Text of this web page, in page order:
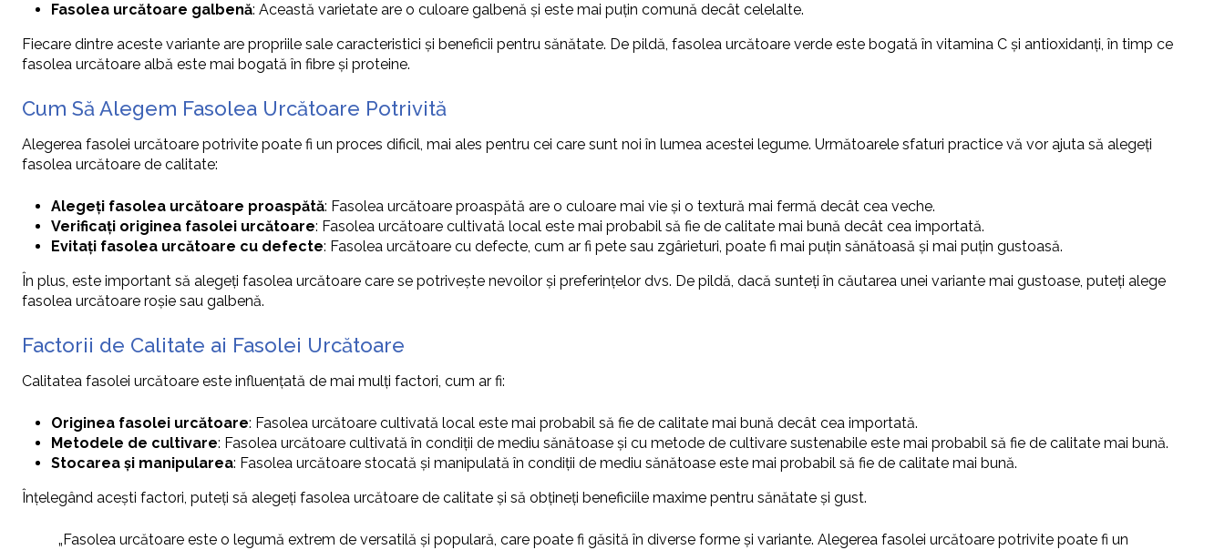
Fasolea urcătoare galbenă: Această varietate are o culoare galbenă și este mai puțin comună decât celelalte.
Fiecare dintre aceste variante are propriile sale caracteristici și beneficii pentru sănătate. De pildă, fasolea urcătoare verde este bogată în vitamina C și antioxidanți, în timp ce
fasolea urcătoare albă este mai bogată în fibre și proteine.
Cum Să Alegem Fasolea Urcătoare Potrivită
Alegerea fasolei urcătoare potrivite poate fi un proces dificil, mai ales pentru cei care sunt noi în lumea acestei legume. Următoarele sfaturi practice vă vor ajuta să alegeți
fasolea urcătoare de calitate:
Alegeți fasolea urcătoare proaspătă: Fasolea urcătoare proaspătă are o culoare mai vie și o textură mai fermă decât cea veche.
Verificați originea fasolei urcătoare: Fasolea urcătoare cultivată local este mai probabil să fie de calitate mai bună decât cea importată.
Evitați fasolea urcătoare cu defecte: Fasolea urcătoare cu defecte, cum ar fi pete sau zgârieturi, poate fi mai puțin sănătoasă și mai puțin gustoasă.
În plus, este important să alegeți fasolea urcătoare care se potrivește nevoilor și preferințelor dvs. De pildă, dacă sunteți în căutarea unei variante mai gustoase, puteți alege
fasolea urcătoare roșie sau galbenă.
Factorii de Calitate ai Fasolei Urcătoare
Calitatea fasolei urcătoare este influențată de mai mulți factori, cum ar fi:
Originea fasolei urcătoare: Fasolea urcătoare cultivată local este mai probabil să fie de calitate mai bună decât cea importată.
Metodele de cultivare: Fasolea urcătoare cultivată în condiții de mediu sănătoase și cu metode de cultivare sustenabile este mai probabil să fie de calitate mai bună.
Stocarea și manipularea: Fasolea urcătoare stocată și manipulată în condiții de mediu sănătoase este mai probabil să fie de calitate mai bună.
Înțelegând acești factori, puteți să alegeți fasolea urcătoare de calitate și să obțineți beneficiile maxime pentru sănătate și gust.
„Fasolea urcătoare este o legumă extrem de versatilă și populară, care poate fi găsită în diverse forme și variante. Alegerea fasolei urcătoare potrivite poate fi un